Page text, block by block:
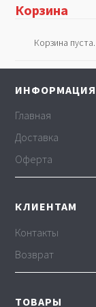
Корзина
Корзина пуста.
ИНФОРМАЦИЯ
Главная
Доставка
Оферта
КЛИЕНТАМ
Контакты
Возврат
ТОВАРЫ